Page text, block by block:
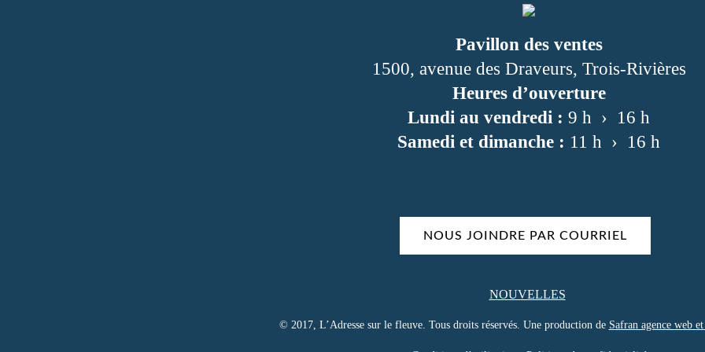
Pavillon des ventes
1500, avenue des Draveurs, Trois-Rivières
Heures d’ouverture
Lundi au vendredi : 9 h › 16 h
Samedi et dimanche : 11 h › 16 h
NOUS JOINDRE PAR COURRIEL
NOUVELLES
© 2017, L’Adresse sur le fleuve. Tous droits réservés. Une production de Safran agence web